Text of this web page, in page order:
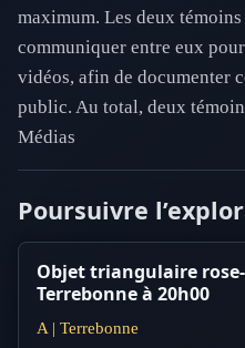
maximum. Les deux
communiquer entre eux
vidéos, afin de documenter
public. Au total, deux
Médias
Poursuivre
Objet triangulaire
Terrebonne à 20h00
A | Terrebonne